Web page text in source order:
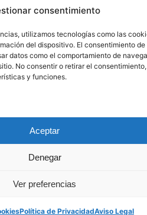
consentimiento
utilizamos tecnologías como las
del dispositivo. El consentimiento de
datos como el comportamiento de
No consentir o retirar el
y funciones.
Aceptar
Denegar
Ver preferencias
Política de PrivacidadAviso Legal